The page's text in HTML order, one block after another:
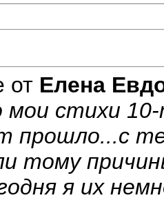
от Елена
мои стихи
прошло...с
тому
я их